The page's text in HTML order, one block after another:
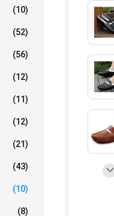
(10)
(52)
(56)
(12)
(11)
(12)
(21)
(43)
(10)
(8)